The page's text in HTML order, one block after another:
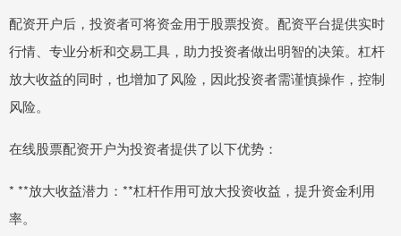
配资开户后，投资者可将资金用于股票投资。配资平台提供实时
行情、专业分析和交易工具，助力投资者做出明智的决策。杠杆
放大收益的同时，也增加了风险，因此投资者需谨慎操作，控制
风险。
在线股票配资开户为投资者提供了以下优势：
* **放大收益潜力：**杠杆作用可放大投资收益，提升资金利用
率。